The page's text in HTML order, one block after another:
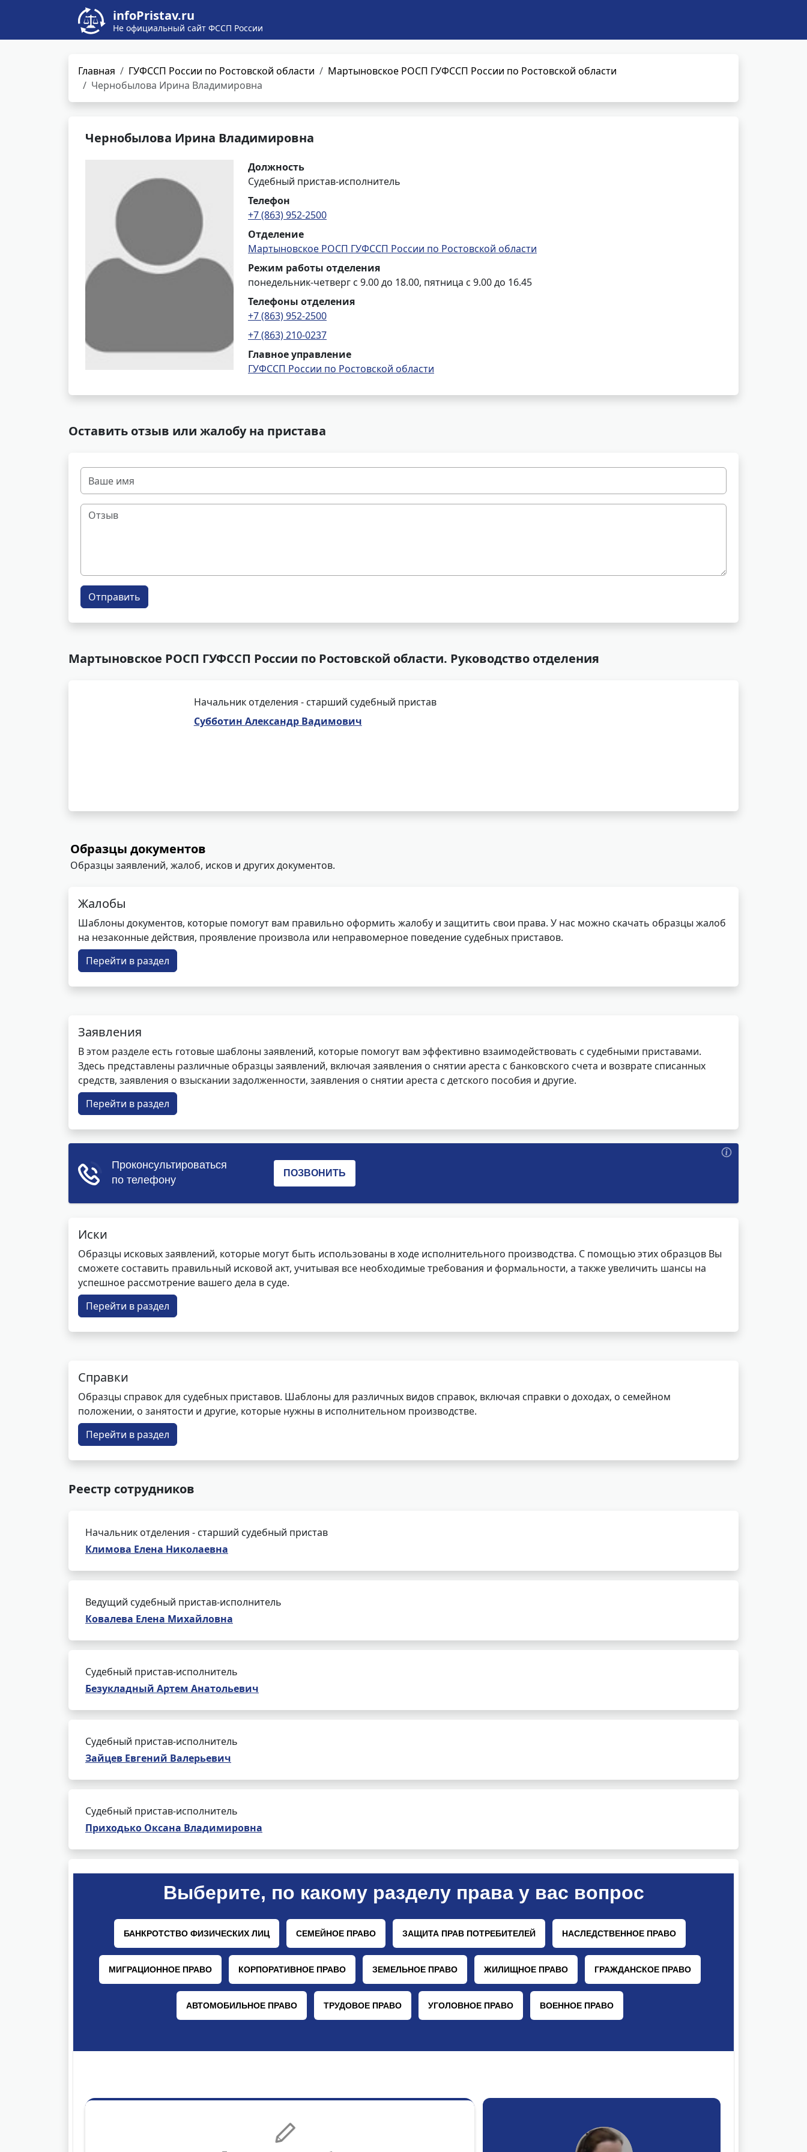
infoPristav.ru
Не официальный сайт ФССП России
Главная ГУФССП России по Ростовской области
Мартыновское РОСП ГУФССП России по Ростовской области
Чернобылова Ирина Владимировна
Чернобылова Ирина Владимировна
Должность
Судебный пристав-исполнитель
Телефон
+7 (863) 952-2500
Отделение
Мартыновское РОСП ГУФССП России по Ростовской области
Режим работы отделения
понедельник-четверг с 9.00 до 18.00, пятница с 9.00 до 16.45
Телефоны отделения
+7 (863) 952-2500
+7 (863) 210-0237
Главное управление
ГУФССП России по Ростовской области
Оставить отзыв или жалобу на пристава
Отправить
Мартыновское РОСП ГУФССП России по Ростовской области. Руководство отделения
Начальник отделения - старший судебный пристав
Субботин Александр Вадимович
Образцы документов
Образцы заявлений, жалоб, исков и других документов.
Жалобы
Шаблоны документов, которые помогут вам правильно оформить жалобу и защитить свои права. У нас можно скачать образцы жалоб
на незаконные действия, проявление произвола или неправомерное поведение судебных приставов.
Перейти в раздел
Заявления
В этом разделе есть готовые шаблоны заявлений, которые помогут вам эффективно взаимодействовать с судебными приставами.
Здесь представлены различные образцы заявлений, включая заявления о снятии ареста с банковского счета и возврате списанных
средств, заявления о взыскании задолженности, заявления о снятии ареста с детского пособия и другие.
Перейти в раздел
Иски
Образцы исковых заявлений, которые могут быть использованы в ходе исполнительного производства. С помощью этих образцов Вы
сможете составить правильный исковой акт, учитывая все необходимые требования и формальности, а также увеличить шансы на
успешное рассмотрение вашего дела в суде.
Перейти в раздел
Справки
Образцы справок для судебных приставов. Шаблоны для различных видов справок, включая справки о доходах, о семейном
положении, о занятости и другие, которые нужны в исполнительном производстве.
Перейти в раздел
Реестр сотрудников
Начальник отделения - старший судебный пристав
Климова Елена Николаевна
Ведущий судебный пристав-исполнитель
Ковалева Елена Михайловна
Судебный пристав-исполнитель
Безукладный Артем Анатольевич
Судебный пристав-исполнитель
Зайцев Евгений Валерьевич
Судебный пристав-исполнитель
Приходько Оксана Владимировна